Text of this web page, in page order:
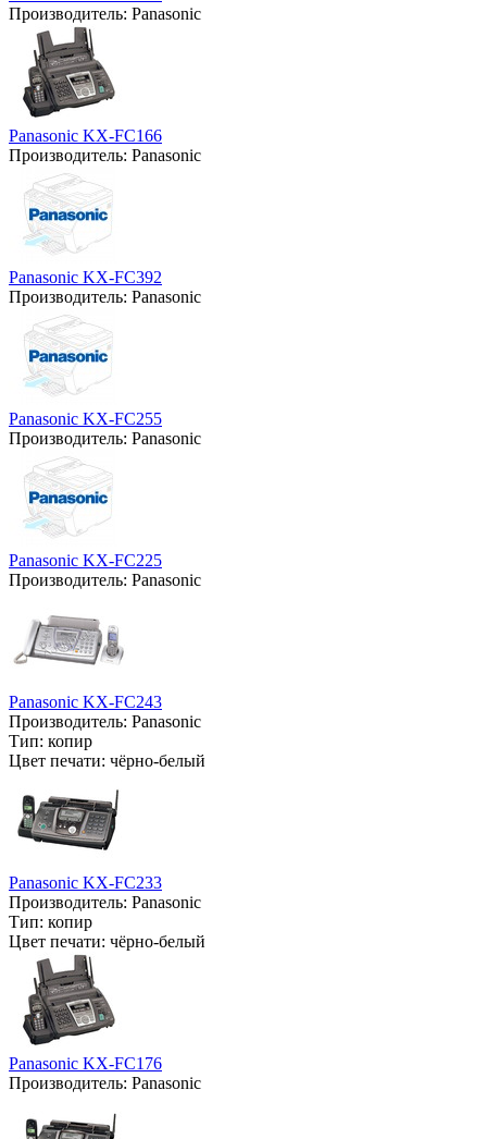
Производитель: Panasonic
Panasonic KX-FC166
Производитель: Panasonic
Panasonic KX-FC392
Производитель: Panasonic
Panasonic KX-FC255
Производитель: Panasonic
Panasonic KX-FC225
Производитель: Panasonic
Panasonic KX-FC243
Производитель: Panasonic
Тип: копир
Цвет печати: чёрно-белый
Panasonic KX-FC233
Производитель: Panasonic
Тип: копир
Цвет печати: чёрно-белый
Panasonic KX-FC176
Производитель: Panasonic